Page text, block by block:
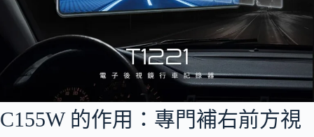
C155W 的作用：專門補右前方視